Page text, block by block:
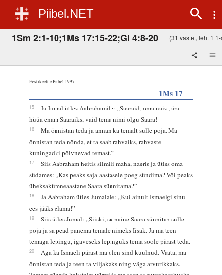
Piibel.NET
1Sm 2:1-10;1Ms 17:15-22;Gl 4:8-20 (31 vastet, leht 1 1-
Eestikeelne Piibel 1997
1Ms 17
15
Ja Jumal ütles Aabrahamile: „Saaraid, oma naist, ära
hüüa enam Saaraiks, vaid tema nimi olgu Saara!
16
Ma õnnistan teda ja annan ka temalt sulle poja. Ma
õnnistan teda nõnda, et ta saab rahvaiks, rahvaste
kuningadki põlvnevad temast.”
17
Siis Aabraham heitis silmili maha, naeris ja ütles oma
südames: „Kas peaks saja-aastasele poeg sündima? Või peaks
üheksakümneaastane Saara sünnitama?”
18
Ja Aabraham ütles Jumalale: „Kui ainult Ismaelgi sinu
ees jääks elama!”
19
Siis ütles Jumal: „Siiski, su naine Saara sünnitab sulle
poja ja sa pead panema temale nimeks Iisak. Ja ma teen
temaga lepingu, igaveseks lepinguks tema soole pärast teda.
20
Aga ka Ismaeli pärast ma olen sind kuulnud. Vaata, ma
õnnistan teda ja teen ta viljakaks ning väga arvurikkaks.